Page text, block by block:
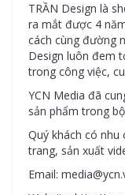
TRẦN Design là
ra mắt được 4
cách cùng đường
Design luôn đem
trong công việc,
YCN Media đã
sản phẩm trong
Quý khách có nhu
trang, sản xuất
Email: